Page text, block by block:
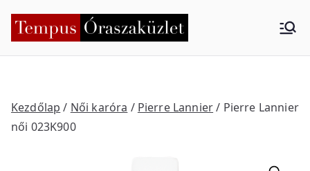
Tempus
küzlet
Kezdőlap / Női karóra / Pierre Lannier/ Pierre Lannier
női 023K900